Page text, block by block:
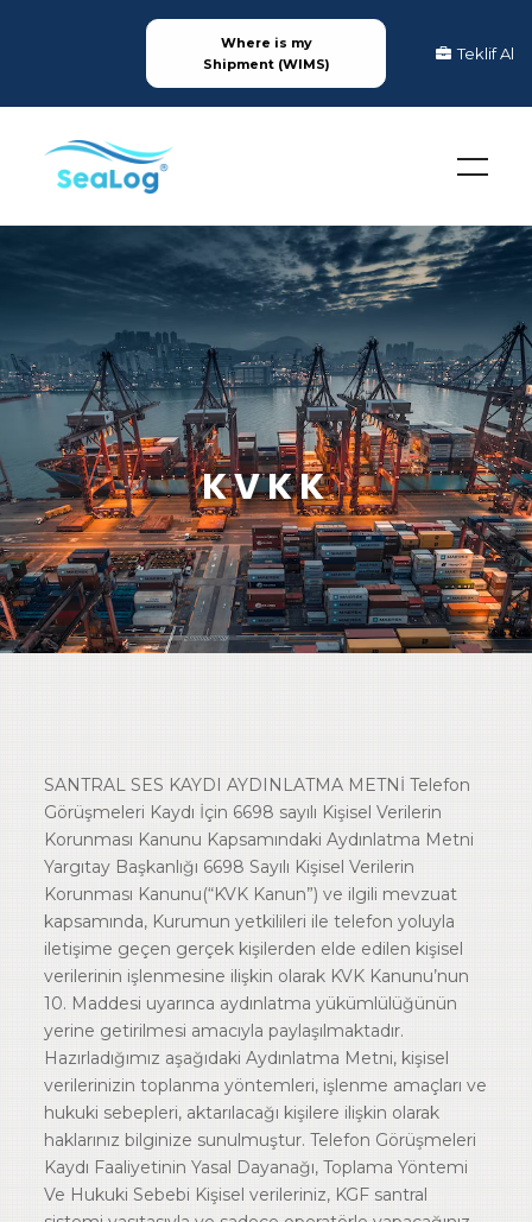
Where is my
Shipment (WIMS)
Teklif Al
KVKK
SANTRAL SES KAYDI AYDINLATMA METNİ Telefon
Görüşmeleri Kaydı İçin 6698 sayılı Kişisel Verilerin
Korunması Kanunu Kapsamındaki Aydınlatma Metni
Yargıtay Başkanlığı 6698 Sayılı Kişisel Verilerin
Korunması Kanunu(“KVK Kanun”) ve ilgili mevzuat
kapsamında, Kurumun yetkilileri ile telefon yoluyla
iletişime geçen gerçek kişilerden elde edilen kişisel
verilerinin işlenmesine ilişkin olarak KVK Kanunu’nun
10. Maddesi uyarınca aydınlatma yükümlülüğünün
yerine getirilmesi amacıyla paylaşılmaktadır.
Hazırladığımız aşağıdaki Aydınlatma Metni, kişisel
verilerinizin toplanma yöntemleri, işlenme amaçları ve
hukuki sebepleri, aktarılacağı kişilere ilişkin olarak
haklarınız bilginize sunulmuştur. Telefon Görüşmeleri
Kaydı Faaliyetinin Yasal Dayanağı, Toplama Yöntemi
Ve Hukuki Sebebi Kişisel verileriniz, KGF santral